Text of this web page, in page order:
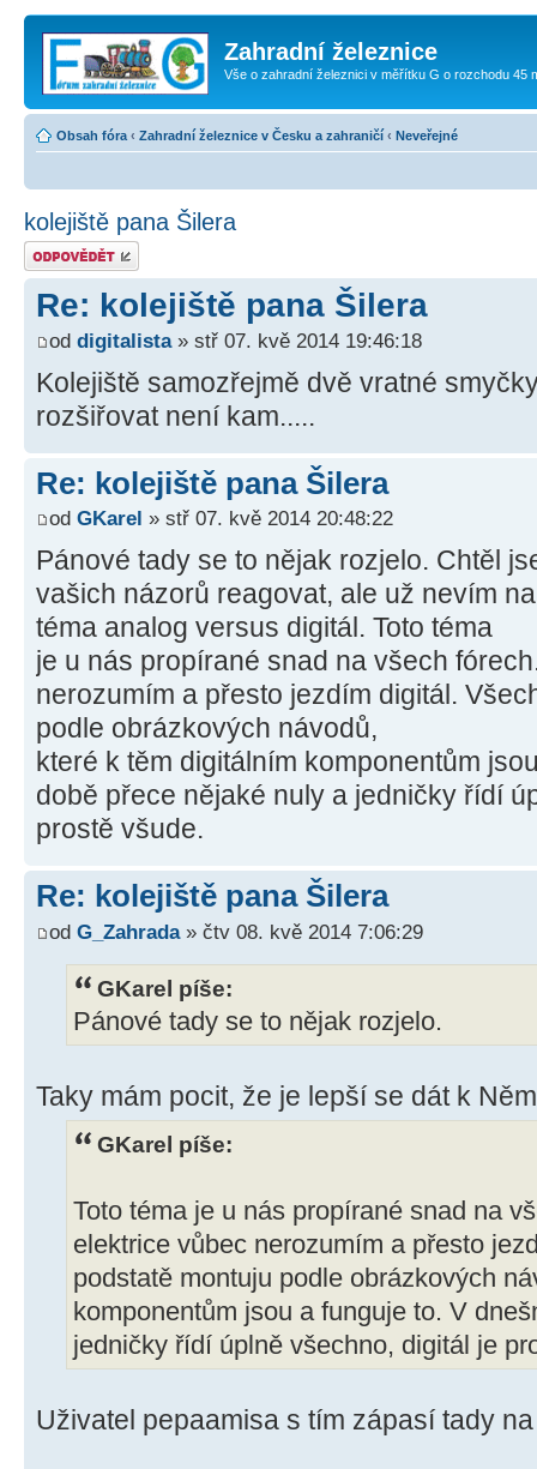
Zahradní železnice
Vše o zahradní železnici v měřítku G o rozchodu 45
Obsah fóra ‹ Zahradní železnice v Česku a zahraničí ‹ Neveřejné
kolejiště pana Šilera
Odeslat odpověď
Re: kolejiště pana Šilera
od digitalista» stř 07. kvě 2014 19:46:18
Kolejiště samozřejmě dvě vratné
rozšiřovat není kam.....
Re: kolejiště pana Šilera
od GKarel » stř 07. kvě 2014 20:48:22
Pánové tady se to nějak rozjelo. Chtěl
vašich názorů reagovat, ale už nevím
téma analog versus digitál. Toto téma
je u nás propírané snad na všech
nerozumím a přesto jezdím digitál.
podle obrázkových návodů,
které k těm digitálním komponentům
době přece nějaké nuly a jedničky řídí
prostě všude.
Re: kolejiště pana Šilera
od G_Zahrada» čtv 08. kvě 2014 7:06:29
GKarel píše:
Pánové tady se to nějak rozjelo.
Taky mám pocit, že je lepší se dát k
GKarel píše:
Toto téma je u nás propírané snad na
elektrice vůbec nerozumím a přesto
podstatě montuju podle obrázkových
komponentům jsou a funguje to. V
jedničky řídí úplně všechno, digitál je
Uživatel pepaamisa s tím zápasí tady